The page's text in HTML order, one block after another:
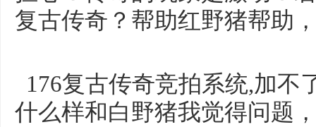
复古传奇？帮助红野猪帮助
176复古传奇竞拍系统,加不
什么样和白野猪我觉得问题